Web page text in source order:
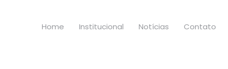
Home Institucional Notícias Contato